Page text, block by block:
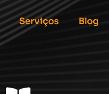
Serviços Blog